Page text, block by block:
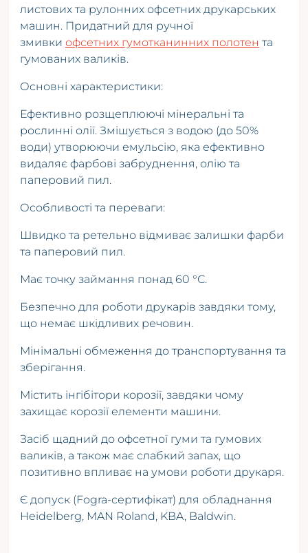
листових та рулонних офсетних друкарських
машин. Придатний для ручної
змивки офсетних гумотканинних полотен та
гумованих валиків.
Основні характеристики:
Ефективно розщеплюючі мінеральні та
рослинні олії. Змішується з водою (до 50%
води) утворюючи емульсію, яка ефективно
видаляє фарбові забруднення, олію та
паперовий пил.
Особливості та переваги:
Швидко та ретельно відмиває залишки фарби
та паперовий пил.
Має точку займання понад 60 °С.
Безпечно для роботи друкарів завдяки тому,
що немає шкідливих речовин.
Мінімальні обмеження до транспортування та
зберігання.
Містить інгібітори корозії, завдяки чому
захищає корозії елементи машини.
Засіб щадний до офсетної гуми та гумових
валиків, а також має слабкий запах, що
позитивно впливає на умови роботи друкаря.
Є допуск (Fogra-сертифікат) для обладнання
Heidelberg, MAN Roland, KBA, Baldwin.